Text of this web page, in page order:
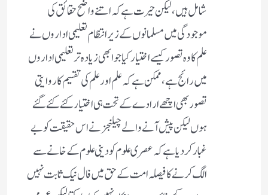
شامل ہیں، لیکن حیرت ہے کہ اتنے واضح حقائق کی
موجودگی میں مسلمانوں کے زیر انتظام تعلیمی اداروں نے
علم کا وہ تصور کیسے اختیار کیا جو ابھی زیادہ تر تعلیمی اداروں
میں رائج ہے، ممکن ہے کہ علم اور علم کی تقسیم کا روایتی
تصور بھی اچھے ارادے کے تحت ہی اختیار کئے کئے گئے
ہوں لیکن پیش آنے والے چیلنجز نے اس حقیقت کو بے
غبار کردیا ہے کہ عصری علوم کو دینی علوم کے خانے سے
الگ کرنے کا فیصلہ امت کے حق میں فال نیک ثابت نہیں